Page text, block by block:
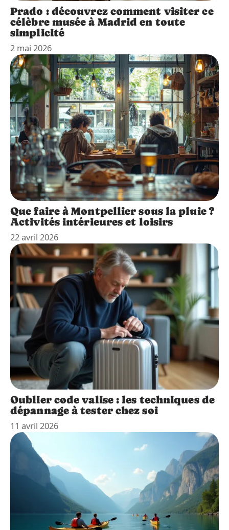
Prado : découvrez comment visiter ce
célèbre musée à Madrid en toute
simplicité
2 mai 2026
Que faire à Montpellier sous la pluie ?
Activités intérieures et loisirs
22 avril 2026
Oublier code valise : les techniques de
dépannage à tester chez soi
11 avril 2026